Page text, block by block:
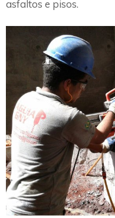
asfaltos e pisos.